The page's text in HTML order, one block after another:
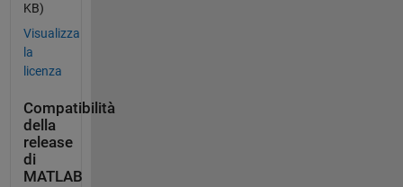
KB)
Visualizza
la
licenza
Compatibilità
della
release
di
MATLAB